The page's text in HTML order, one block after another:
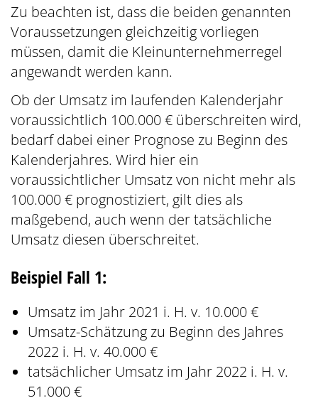
Zu beachten ist, dass die beiden genannten
Voraussetzungen gleichzeitig vorliegen
müssen, damit die Kleinunternehmerregel
angewandt werden kann.
Ob der Umsatz im laufenden Kalenderjahr
voraussichtlich 100.000 € überschreiten wird,
bedarf dabei einer Prognose zu Beginn des
Kalenderjahres. Wird hier ein
voraussichtlicher Umsatz von nicht mehr als
100.000 € prognostiziert, gilt dies als
maßgebend, auch wenn der tatsächliche
Umsatz diesen überschreitet.
Beispiel Fall 1:
Umsatz im Jahr 2021 i. H. v. 10.000 €
Umsatz-Schätzung zu Beginn des Jahres
2022 i. H. v. 40.000 €
tatsächlicher Umsatz im Jahr 2022 i. H. v.
51.000 €